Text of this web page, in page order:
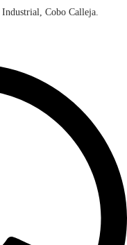
Cobo Calleja.